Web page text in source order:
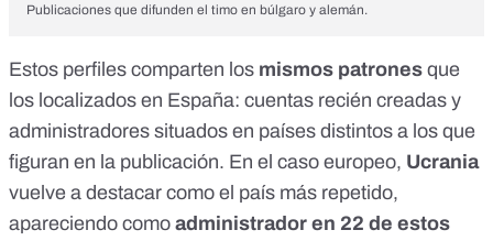
Publicaciones que difunden el timo en búlgaro y alemán.
Estos perfiles comparten los mismos patrones que
los localizados en España: cuentas recién creadas y
administradores situados en países distintos a los que
figuran en la publicación. En el caso europeo, Ucrania
vuelve a destacar como el país más repetido,
apareciendo como administrador en 22 de estos